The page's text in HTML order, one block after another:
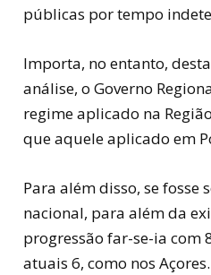
públicas por tempo
Importa, no entanto,
análise, o Governo
regime aplicado na
que aquele aplicado em
Para além disso, se fosse
nacional, para além da
progressão far-se-ia com
atuais 6, como nos Açores.